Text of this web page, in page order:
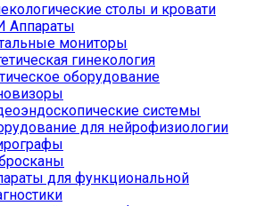
столы и кровати
Аппараты
мониторы
гинекология
оборудование
системы
для нейрофизиологии
для функциональной